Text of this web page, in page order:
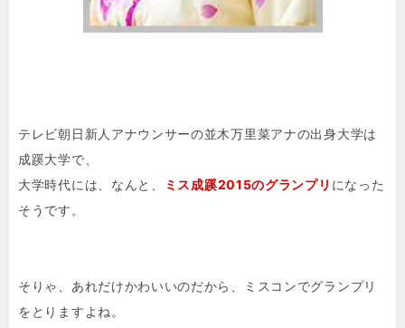
テレビ朝日新人アナウンサーの並木万里菜アナの出身大学は
成蹊大学で、
大学時代には、なんと、
ミス成蹊2015のグランプリ になった
そうです。
そりゃ、あれだけかわいいのだから、ミスコンでグランプリ
をとりますよね。